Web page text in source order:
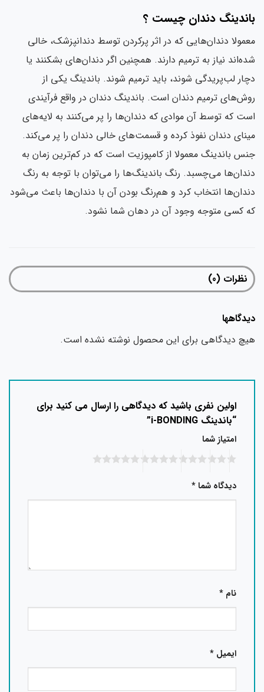
باندینگ دندان چیست ؟
معمولا دندان‌هایی که در اثر پر‌کردن توسط دندانپزشک، خالی
شده‌اند نیاز به ترمیم دارند. همچنین اگر دندان‌های بشکنند یا
دچار لب‌پریدگی شوند، باید ترمیم شوند. باندینگ یکی از
روش‌های ترمیم دندان است. باندینگ دندان در واقع فرآیندی
است که توسط آن موادی که دندان‌ها را پر می‌کنند به لایه‌های
مینای دندان نفوذ کرده و قسمت‌های خالی دندان را پر می‌کند.
جنس باندینگ معمولا از کامپوزیت است که در کم‌ترین زمان به
دندان‌ها می‌چسبد. رنگ باندینگ‌ها را می‌توان با توجه به رنگ
دندان‌ها انتخاب کرد و هم‌رنگ بودن آن با دندان‌ها باعث می‌شود
که کسی متوجه وجود آن در دهان شما نشود.
نظرات (0)
دیدگاهها
هیچ دیدگاهی برای این محصول نوشته نشده است.
اولین نفری باشید که دیدگاهی را ارسال می کنید برای
“باندینگ i-BONDING”
امتیاز شما
دیدگاه شما*
نام *
ایمیل *